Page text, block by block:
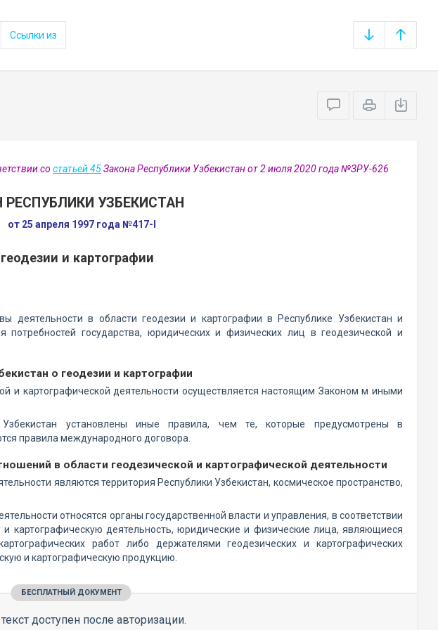
Ссылки из
со статьей 45Закона Республики Узбекистан от 2 июля 2020 года №ЗРУ-626
РЕСПУБЛИКИ УЗБЕКИСТАН
от 25 апреля 1997 года №417-I
и картографии
деятельности в области геодезии и картографии в Республике Узбекистан и
государства, юридических и физических лиц в геодезической и
о геодезии и картографии
и картографической деятельности осуществляется настоящим Законом м иными
установлены иные правила, чем те, которые предусмотрены в
правила международного договора.
в области геодезической и картографической деятельности
являются территория Республики Узбекистан, космическое пространство,
относятся органы государственной власти и управления, в соответствии
картографическую деятельность, юридические и физические лица, являющиеся
работ либо держателями геодезических и картографических
и картографическую продукцию.
БЕСПЛАТНЫЙ ДОКУМЕНТ
доступен после авторизации.